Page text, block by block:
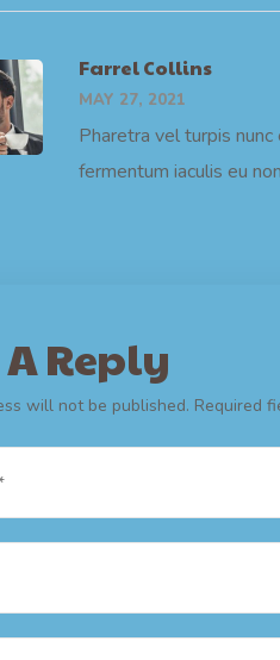
Farrel Collins
MAY 27, 2021
Pharetra vel turpis
fermentum iaculis eu
Reply
will not be published. Required